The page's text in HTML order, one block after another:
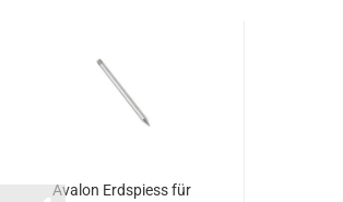
Avalon Erdspiess für